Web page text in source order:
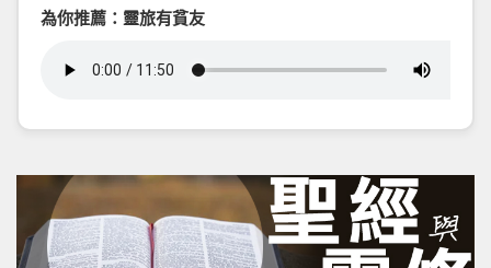
為你推薦：靈旅有貧友